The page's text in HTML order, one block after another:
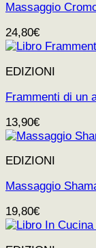
Massaggio
24,80€
EDIZIONI
Frammenti di un
13,90€
EDIZIONI
Massaggio
19,80€